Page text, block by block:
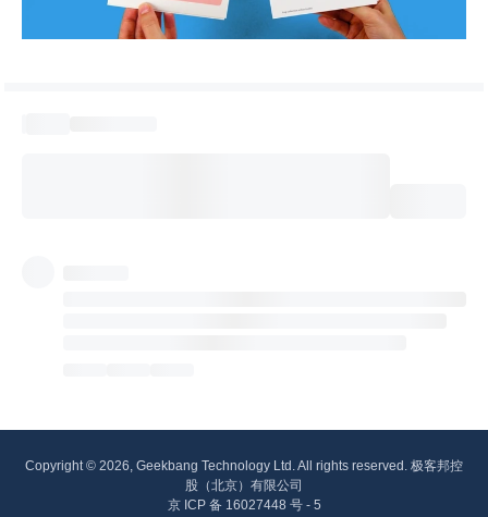
Copyright © 2026, Geekbang Technology Ltd. All rights reserved. 极客邦控
股（北京）有限公司
京 ICP 备 16027448 号 - 5